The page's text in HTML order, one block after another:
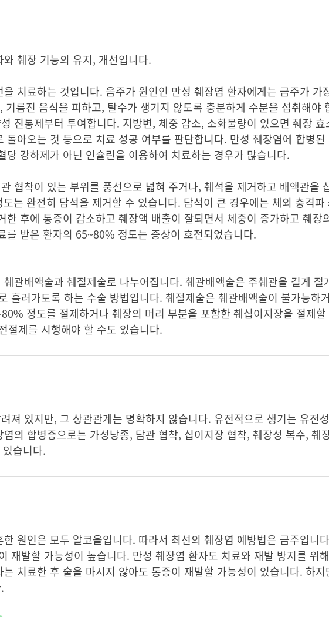
췌장 기능의 유지, 개선입니다.
치료하는 것입니다. 음주가 원인인 만성 췌장염 환자에게는 금주가 가
름진 음식을 피하고, 탈수가 생기지 않도록 충분하게 수분을 섭취해야
진통제부터 투여합니다. 지방변, 체중 감소, 소화불량이 있으면 췌장
돌아오는 것 등으로 치료 성공 여부를 판단합니다. 만성 췌장염에 합병
당 강하제가 아닌 인슐린을 이용하여 치료하는 경우가 많습니다.
협착이 있는 부위를 풍선으로 넓혀 주거나, 췌석을 제거하고 배액관을
는 완전히 담석을 제거할 수 있습니다. 담석이 큰 경우에는 체외 충격파
한 후에 통증이 감소하고 췌장액 배출이 잘되면서 체중이 증가하고 췌장
를 받은 환자의 65~80% 정도는 증상이 호전되었습니다.
관배액술과 췌절제술로 나누어집니다. 췌관배액술은 주췌관을 길게 절
흘러가도록 하는 수술 방법입니다. 췌절제술은 췌관배액술이 불가능하
정도를 절제하거나 췌장의 머리 부분을 포함한 췌십이지장을 절제
절제를 시행해야 할 수도 있습니다.
져 있지만, 그 상관관계는 명확하지 않습니다. 유전적으로 생기는 유전
의 합병증으로는 가성낭종, 담관 협착, 십이지장 협착, 췌장성 복수, 췌
습니다.
원인은 모두 알코올입니다. 따라서 최선의 췌장염 예방법은 금주입니
재발할 가능성이 높습니다. 만성 췌장염 환자도 치료와 재발 방지를 위
치료한 후 술을 마시지 않아도 통증이 재발할 가능성이 있습니다. 하